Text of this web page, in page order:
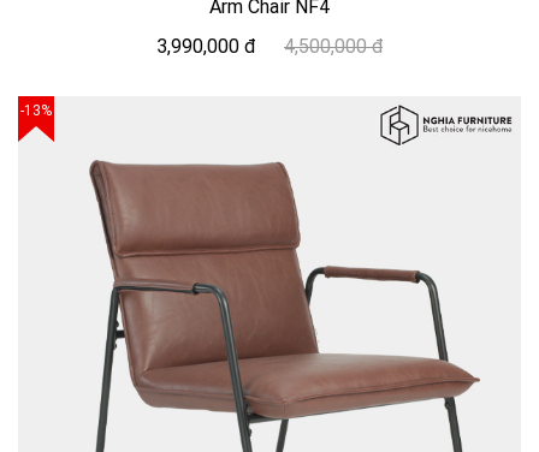
Arm Chair NF4
3,990,000 đ
4,500,000 đ
-13%